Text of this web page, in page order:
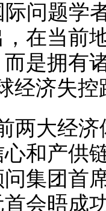
问题学
在当前
是拥有
经济失
两大经
和产供
集团首
会晤成